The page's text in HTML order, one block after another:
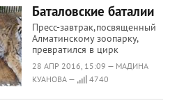
Баталовские баталии
Пресс-завтрак,посвященный
Алматинскому зоопарку,
превратился в цирк
28 АПР 2016, 15:09 — МАДИНА
КУАНОВА —
4740